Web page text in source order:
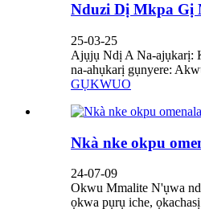
Nduzi Dị Mkpa Gị
25-03-25
Ajụjụ Ndị A Na-ajụkarị:
na-ahụkarị gụnyere:
GỤKWUO
Nkà nke okpu
24-07-09
Okwu Mmalite N'ụwa
ọkwa pụrụ iche,